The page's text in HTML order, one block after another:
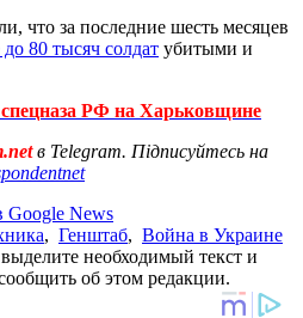
что за последние шесть месяцев
80 тысяч солдат убитыми и
РФ на Харьковщине
в Telegram. Підписуйтесь на
Google News
, Генштаб, Война в Украине
необходимый текст и
об этом редакции.